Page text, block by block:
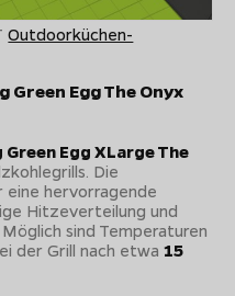
Outdoorküchen-
Green Egg The Onyx
Green Egg XLarge The
Die
hervorragende
Hitzeverteilung und
sind Temperaturen
der Grill nach etwa15